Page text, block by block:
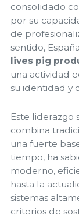
consolidado
por su
de
sentido,
lives pig
una actividad
su identidad y
Este liderazgo
combina
una fuerte
tiempo, ha
moderno,
hasta la
sistemas
criterios de